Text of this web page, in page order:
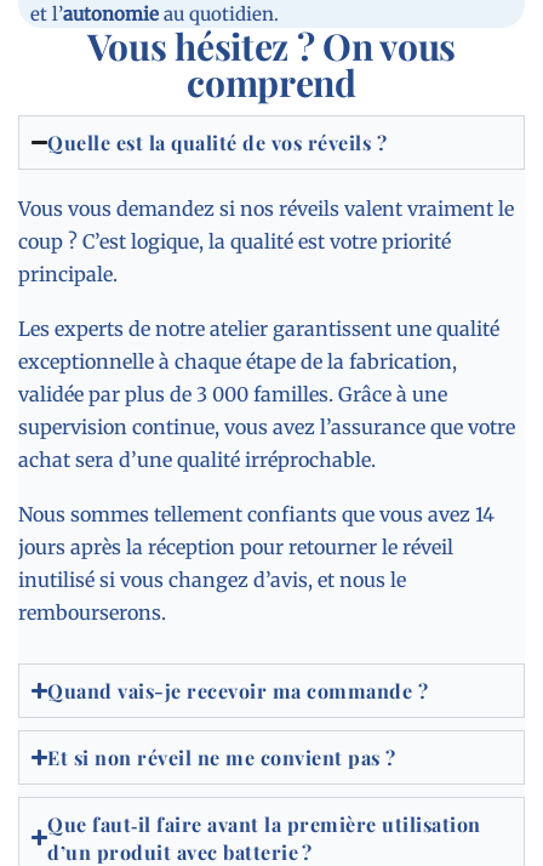
et l’autonomie au quotidien.
Vous hésitez ? On vous
comprend
Quelle est la qualité de vos réveils ?
Vous vous demandez si nos réveils valent vraiment le
coup ? C’est logique, la qualité est votre priorité
principale.
Les experts de notre atelier garantissent une qualité
exceptionnelle à chaque étape de la fabrication,
validée par plus de 3 000 familles. Grâce à une
supervision continue, vous avez l’assurance que votre
achat sera d’une qualité irréprochable.
Nous sommes tellement confiants que vous avez 14
jours après la réception pour retourner le réveil
inutilisé si vous changez d’avis, et nous le
rembourserons.
Quand vais-je recevoir ma commande ?
Et si non réveil ne me convient pas ?
Que faut‑il faire avant la première utilisation
d’un produit avec batterie ?